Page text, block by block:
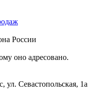
России
оно адресовано.
ул. Севастопольская, 1а